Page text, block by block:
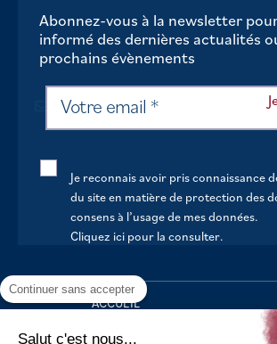
Abonnez-vous à la newsletter
informé des dernières actualités
prochains évènements
Je reconnais avoir pris connaissance
du site en matière de protection des
consens à l’usage de mes données.
Cliquez ici pour la consulter.
ACCUEIL
VOTRE MAIRIE
Continuer sans accepter
Salut c'est nous...